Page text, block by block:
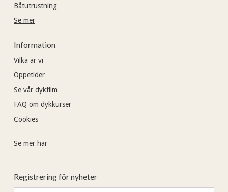
Båtutrustning
Se mer
Information
Vilka är vi
Öppetider
Se vår dykfilm
FAQ om dykkurser
Cookies
Se mer här
Registrering för nyheter